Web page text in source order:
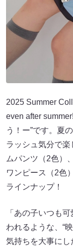
2025 Summer
even after
う！ー”です。夏
ラッシュ気分で
ムパンツ（2色）
ワンピース（2色
ラインナップ！
「あの子いつも
われるような、“
気持ちを大事にし